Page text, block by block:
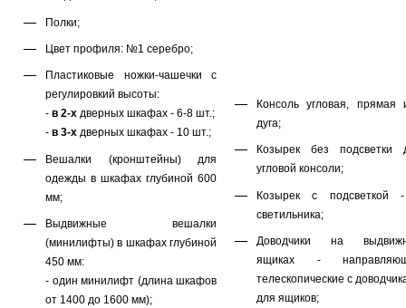
Полки;
Цвет профиля: №1 серебро;
Пластиковые ножки-чашечки с
регулировкий высоты:
- в 2-х дверных шкафах - 6-8 шт.;
- в 3-х дверных шкафах - 10 шт.;
Вешалки (кронштейны) для
одежды в шкафах глубиной 600
мм;
Выдвижные вешалки
(минилифты) в шкафах глубиной
450 мм:
- один минилифт (длина шкафов
от 1400 до 1600 мм);
Консоль угловая, прямая
дуга;
Козырек без подсветки
угловой консоли;
Козырек с подсветкой
светильника;
Доводчики на
ящиках -
телескопические с
для ящиков;